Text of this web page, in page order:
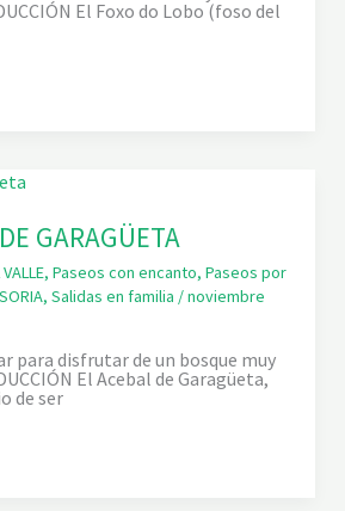
El Foxo do Lobo (foso del
GARAGÜETA
, Paseos con encanto, Paseos por
, Salidas en familia /noviembre
para disfrutar de un bosque muy
El Acebal de Garagüeta,
de ser